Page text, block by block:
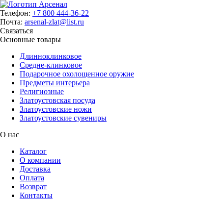
Телефон: +7 800 444-36-22
Почта: arsenal-zlat@list.ru
Связаться
Основные товары
Длинноклинковое
Средне-клинковое
Подарочное охолощенное оружие
Предметы интерьера
Религиозные
Златоустовская посуда
Златоустовские ножи
Златоустовские сувениры
О нас
Каталог
О компании
Доставка
Оплата
Возврат
Контакты